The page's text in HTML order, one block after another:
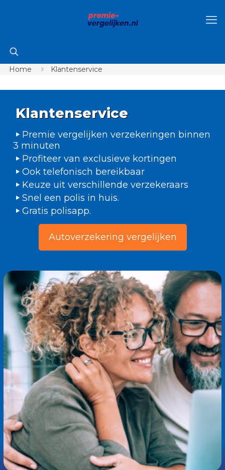
Home Klantenservice
Klantenservice
Premie vergelijken verzekeringen binnen
3 minuten
Profiteer van exclusieve kortingen
Ook telefonisch bereikbaar
Keuze uit verschillende verzekeraars
Snel een polis in huis.
Gratis polisapp.
Autoverzekering vergelijken